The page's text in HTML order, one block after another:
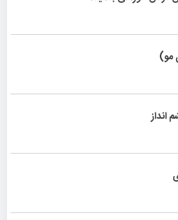
مو)
انداز